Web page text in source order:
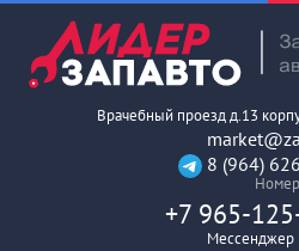
Врачебный проезд д.13
8 (964)
+7 965-
Мессенджер